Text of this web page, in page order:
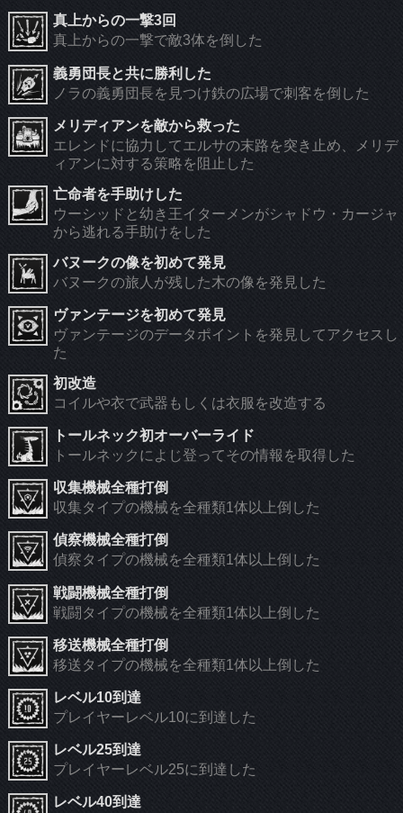
真上からの一撃3回
真上からの一撃で敵3体を倒した
義勇団長と共に勝利した
ノラの義勇団長を見つけ鉄の広場で刺客を倒した
メリディアンを敵から救った
エレンドに協力してエルサの末路を突き止め、メリデ
ィアンに対する策略を阻止した
亡命者を手助けした
ウーシッドと幼き王イターメンがシャドウ・カージャ
から逃れる手助けをした
バヌークの像を初めて発見
バヌークの旅人が残した木の像を発見した
ヴァンテージを初めて発見
ヴァンテージのデータポイントを発見してアクセスし
た
初改造
コイルや衣で武器もしくは衣服を改造する
トールネック初オーバーライド
トールネックによじ登ってその情報を取得した
収集機械全種打倒
収集タイプの機械を全種類1体以上倒した
偵察機械全種打倒
偵察タイプの機械を全種類1体以上倒した
戦闘機械全種打倒
戦闘タイプの機械を全種類1体以上倒した
移送機械全種打倒
移送タイプの機械を全種類1体以上倒した
レベル10到達
プレイヤーレベル10に到達した
レベル25到達
プレイヤーレベル25に到達した
レベル40到達